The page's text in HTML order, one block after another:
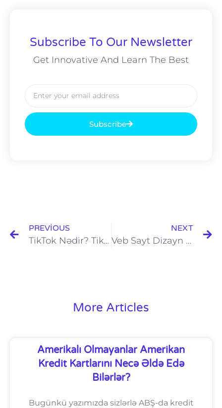
Subscribe To Our Newsletter
Get Innovative And Learn The Best
Subscribe
PREVIOUS
TikTok Nədir? TikTok Necə İşlədilir?
NEXT
Veb Sayt Dizayn Edərkən Nələri Etməli və Nələri Etməməlisiniz. Veb Sayt Hazırlamadan Əvvəl Bilməniz Gərəkən Önəmli Məlumatlar
More Articles
Amerikalı Olmayanlar Amerikan
Kredit Kartlarını Necə Əldə Edə
Bilərlər?
Bugünkü yazımızda sizlərlə ABŞ-da kredit